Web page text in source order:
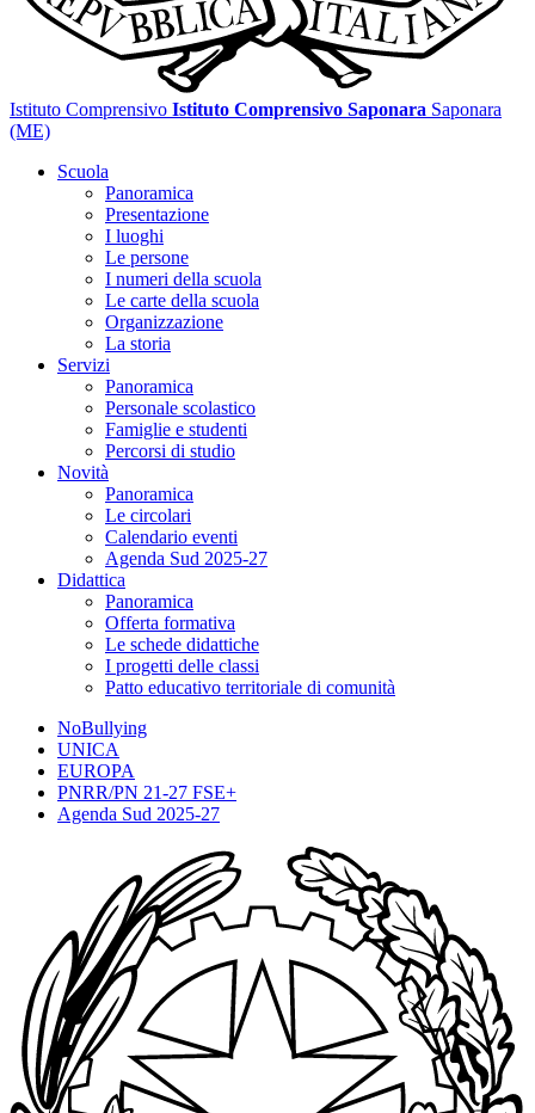
Istituto Comprensivo Istituto Comprensivo Saponara Saponara
(ME)
Scuola
Panoramica
Presentazione
I luoghi
Le persone
I numeri della scuola
Le carte della scuola
Organizzazione
La storia
Servizi
Panoramica
Personale scolastico
Famiglie e studenti
Percorsi di studio
Novità
Panoramica
Le circolari
Calendario eventi
Agenda Sud 2025-27
Didattica
Panoramica
Offerta formativa
Le schede didattiche
I progetti delle classi
Patto educativo territoriale di comunità
NoBullying
UNICA
EUROPA
PNRR/PN 21-27 FSE+
Agenda Sud 2025-27